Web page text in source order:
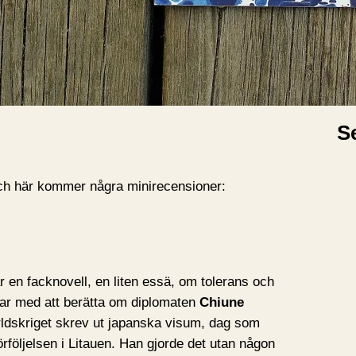
här kommer några minirecensioner:
en facknovell, en liten essä, om tolerans och
med att berätta om diplomaten Chiune
skrev ut japanska visum, dag som
i Litauen. Han gjorde det utan någon
A
r
k
v